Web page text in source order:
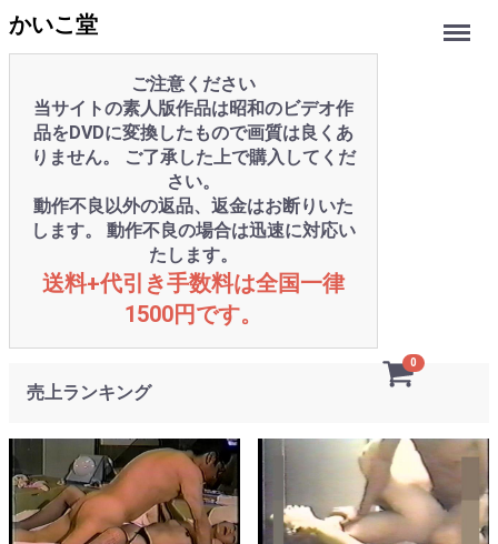
かいこ堂
ご注意ください
当サイトの素人版作品は昭和のビデオ作
品をDVDに変換したもので画質は良くあ
りません。 ご了承した上で購入してくだ
さい。
動作不良以外の返品、返金はお断りいた
します。 動作不良の場合は迅速に対応い
たします。
送料+代引き手数料は全国一律
1500円です。
Menu
0
売上ランキング